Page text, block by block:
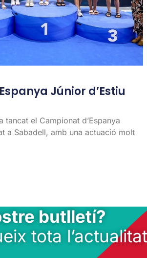
Júnior d’Estiu
tancat el Campionat d’Espanya
a Sabadell, amb una actuació molt
butlletí?
tota